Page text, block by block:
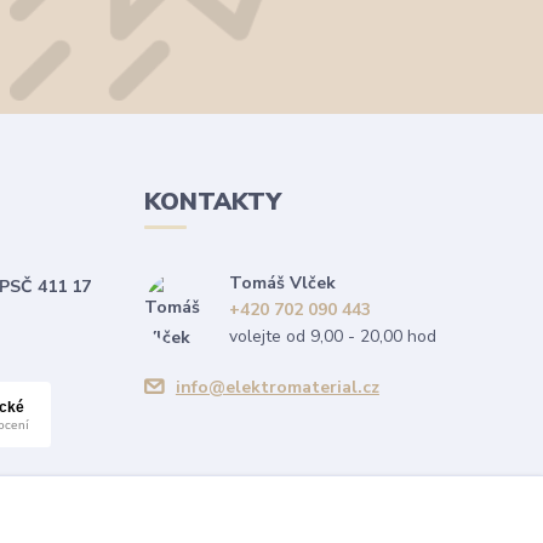
411 17
KONTAKTY
Tomáš Vlček
+420 702 090 443
volejte od 9,00 - 20,00 hod
info@elektromaterial.cz